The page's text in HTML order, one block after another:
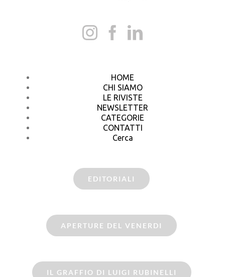
HOME
CHI SIAMO
LE RIVISTE
NEWSLETTER
CATEGORIE
CONTATTI
Cerca
EDITORIALI
APERTURE DEL VENERDI
IL GRAFFIO DI LUIGI RUBINELLI